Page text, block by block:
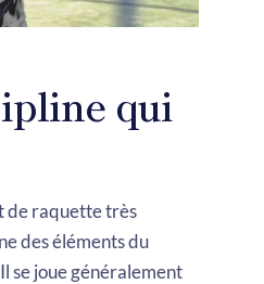
qui
de raquette très
des éléments du
se joue généralement